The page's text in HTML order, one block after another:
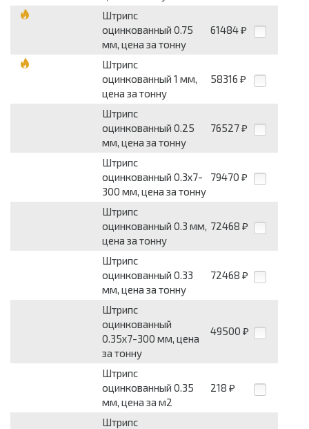
Штрипс
оцинкованный 0.75
мм, цена за тонну
61484 ₽
Штрипс
оцинкованный 1 мм,
цена за тонну
58316 ₽
Штрипс
оцинкованный 0.25
мм, цена за тонну
76527 ₽
Штрипс
оцинкованный 0.3x7-
300 мм, цена за тонну
79470 ₽
Штрипс
оцинкованный 0.3 мм,
цена за тонну
72468 ₽
Штрипс
оцинкованный 0.33
мм, цена за тонну
72468 ₽
Штрипс
оцинкованный
0.35x7-300 мм, цена
за тонну
49500 ₽
Штрипс
оцинкованный 0.35
мм, цена за м2
218 ₽
Штрипс